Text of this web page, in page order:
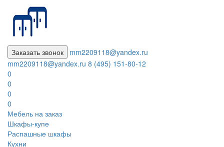
Заказать звонок
mm2209118@yandex.ru
mm2209118@yandex.ru 8 (495) 151-80-12
0
0
0
0
Мебель на заказ
Шкафы-купе
Распашные шкафы
Кухни